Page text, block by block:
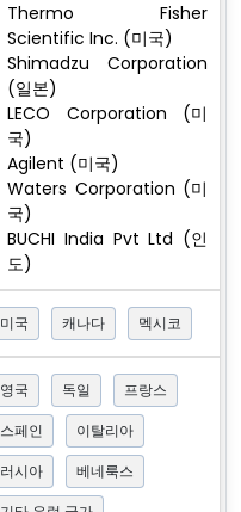
Thermo Fisher
Scientific Inc. (미국)
Shimadzu Corporation
(일본)
LECO Corporation (미
국)
Agilent (미국)
Waters Corporation (미
국)
BUCHI India Pvt Ltd (인
도)
미국 캐나다 멕시코
영국 독일
프랑스
스페인
이탈리아
러시아
베네룩스